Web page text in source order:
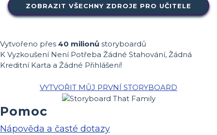
ZOBRAZIT VŠECHNY ZDROJE PRO UČITELE
Vytvořeno přes 40 milionů storyboardů
K Vyzkoušení Není Potřeba Žádné Stahování, Žádná
Kreditní Karta a Žádné Přihlášení!
VYTVOŘIT MŮJ PRVNÍ STORYBOARD
Pomoc
Nápověda a časté dotazy